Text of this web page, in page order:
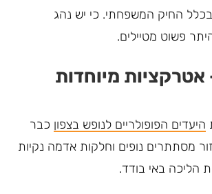
החיק המשפחתי. כי יש נהג
פשוט מטיילים.
אטרקציות מיוחדות
הפופולריים לנופש בצפוןכבר
מסתתרים נופים וחלקות אדמה נקיות
הליכה באי בודד.